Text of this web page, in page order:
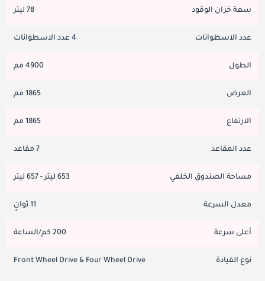
سعة خزان الوقود 78 ليتر
عدد الاسطوانات 4 عدد الاسطوانات
الطول 4900 مم
العرض 1865 مم
الارتفاع 1865 مم
عدد المقاعد 7 مقاعد
مساحة الصندوق الخلفي 653 ليتر - 657 ليتر
معدل السرعة 11 ثوانٍ
أعلى سرعة 200 كم/الساعة
نوع القيادة Front Wheel Drive & Four Wheel Drive